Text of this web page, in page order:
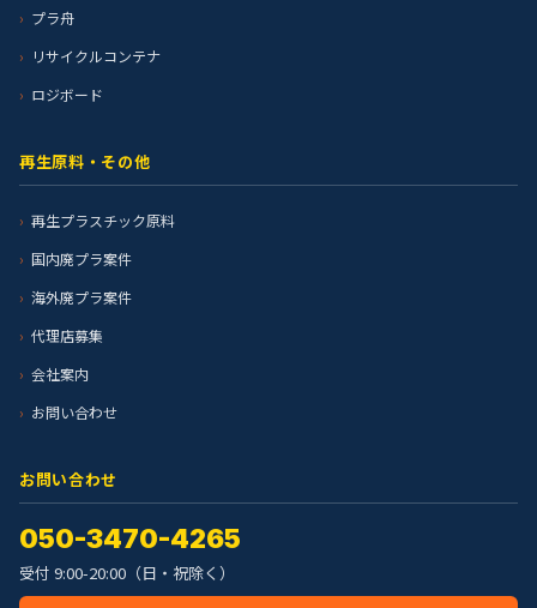
プラ舟
リサイクルコンテナ
ロジボード
再生原料・その他
再生プラスチック原料
国内廃プラ案件
海外廃プラ案件
代理店募集
会社案内
お問い合わせ
お問い合わせ
050-3470-4265
受付 9:00-20:00（日・祝除く）